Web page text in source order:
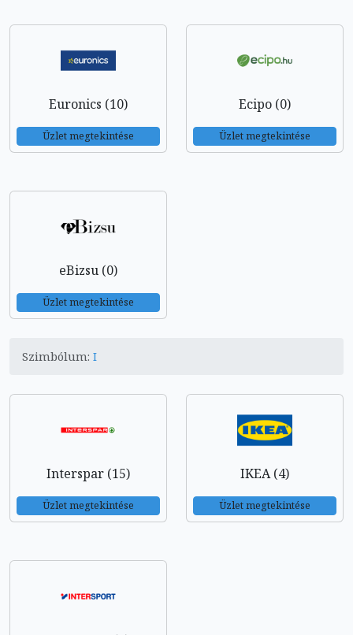
Euronics (10)
Üzlet megtekintése
Ecipo (0)
Üzlet megtekintése
eBizsu (0)
Üzlet megtekintése
Szimbólum: I
Interspar (15)
Üzlet megtekintése
IKEA (4)
Üzlet megtekintése